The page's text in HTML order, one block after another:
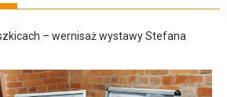
– wernisaż wystawy Stefana